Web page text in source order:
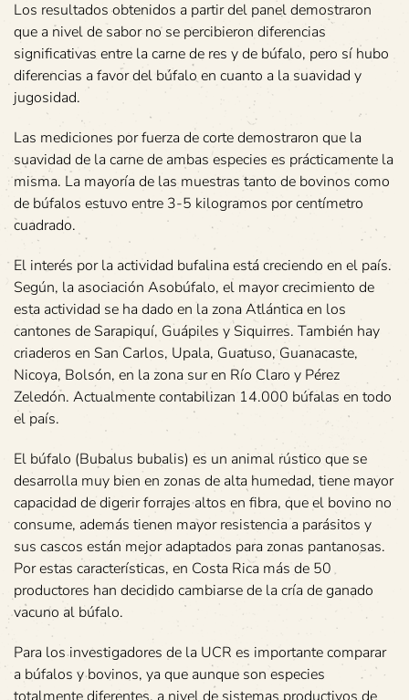
Los resultados obtenidos a partir del panel demostraron
que a nivel de sabor no se percibieron diferencias
significativas entre la carne de res y de búfalo, pero sí hubo
diferencias a favor del búfalo en cuanto a la suavidad y
jugosidad.
Las mediciones por fuerza de corte demostraron que la
suavidad de la carne de ambas especies es prácticamente la
misma. La mayoría de las muestras tanto de bovinos como
de búfalos estuvo entre 3-5 kilogramos por centímetro
cuadrado.
El interés por la actividad bufalina está creciendo en el país.
Según, la asociación Asobúfalo, el mayor crecimiento de
esta actividad se ha dado en la zona Atlántica en los
cantones de Sarapiquí, Guápiles y Siquirres. También hay
criaderos en San Carlos, Upala, Guatuso, Guanacaste,
Nicoya, Bolsón, en la zona sur en Río Claro y Pérez
Zeledón. Actualmente contabilizan 14.000 búfalas en todo
el país.
El búfalo (Bubalus bubalis) es un animal rústico que se
desarrolla muy bien en zonas de alta humedad, tiene mayor
capacidad de digerir forrajes altos en fibra, que el bovino no
consume, además tienen mayor resistencia a parásitos y
sus cascos están mejor adaptados para zonas pantanosas.
Por estas características, en Costa Rica más de 50
productores han decidido cambiarse de la cría de ganado
vacuno al búfalo.
Para los investigadores de la UCR es importante comparar
a búfalos y bovinos, ya que aunque son especies